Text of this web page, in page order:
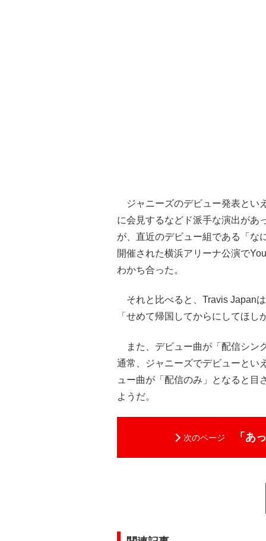
ジャニーズのデビュー発表とい
に会見するなどド派手な演出があ
が、直近のデビュー組である「な
開催された横浜アリーナ公演で
わかち合った。
それと比べると、Travis Japan
「せめて帰国してからにしてほ
また、デビュー曲が「配信シン
通常、ジャニーズでデビューとい
ュー曲が「配信のみ」となると目
ようだ。
次のページ 「あ